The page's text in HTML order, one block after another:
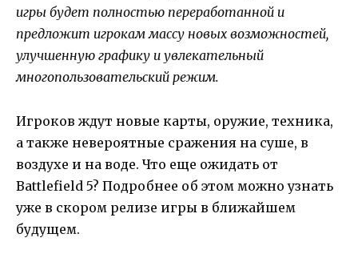
игры будет полностью переработанной и
предложит игрокам массу новых возможностей,
улучшенную графику и увлекательный
многопользовательский режим.
Игроков ждут новые карты, оружие, техника,
а также невероятные сражения на суше, в
воздухе и на воде. Что еще ожидать от
Battlefield 5? Подробнее об этом можно узнать
уже в скором релизе игры в ближайшем
будущем.